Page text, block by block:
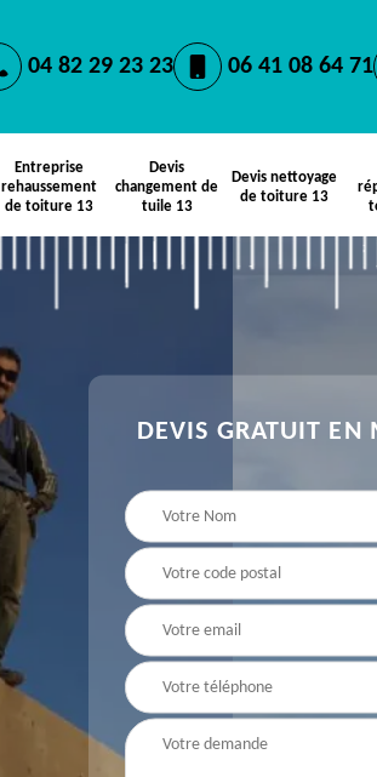
04 82 29 23 23 06 41 08 64 71
Entreprise
rehaussement
de toiture 13
Devis
changement de
tuile 13
Devis nettoyage
de toiture 13
DEVIS GRATUIT EN